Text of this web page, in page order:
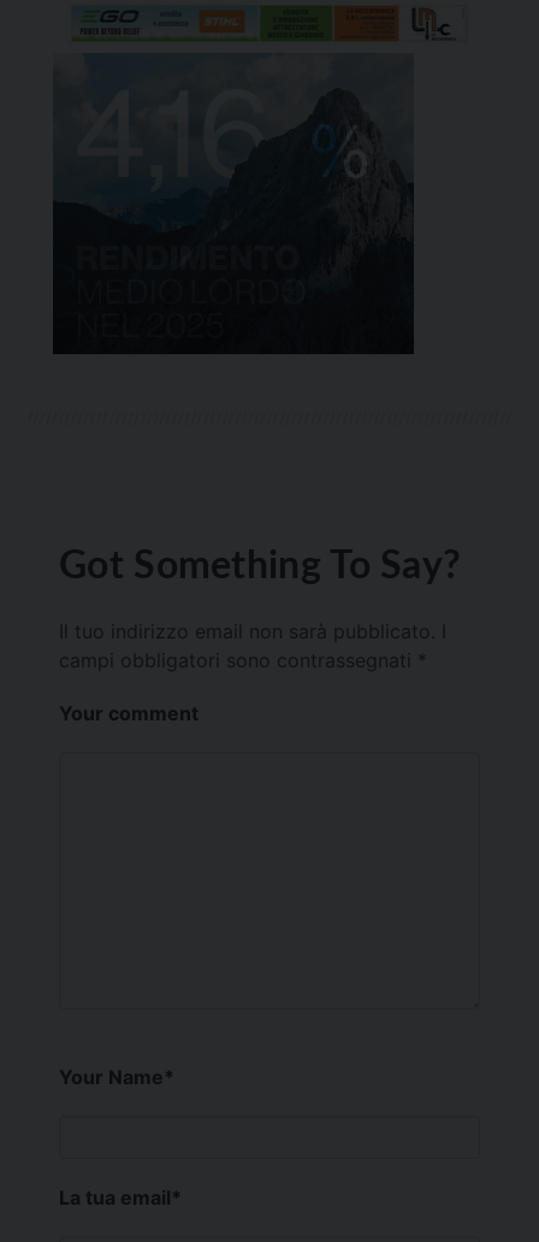
Got Something To Say?
Il tuo indirizzo email non sarà pubblicato.
campi obbligatori sono contrassegnati *
Your comment
Your Name*
La tua email*